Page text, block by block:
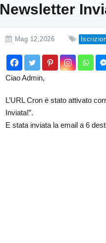
Newsletter
Mag 12,2026
Ciao Admin,
L’URL Cron è stato attivato
Inviata!”.
E stata inviata la email a 6